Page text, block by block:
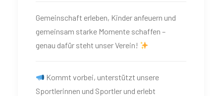
Gemeinschaft erleben, Kinder anfeuern und
gemeinsam starke Momente schaffen –
genau dafür steht unser Verein!
Kommt vorbei, unterstützt unsere
Sportlerinnen und Sportler und erlebt